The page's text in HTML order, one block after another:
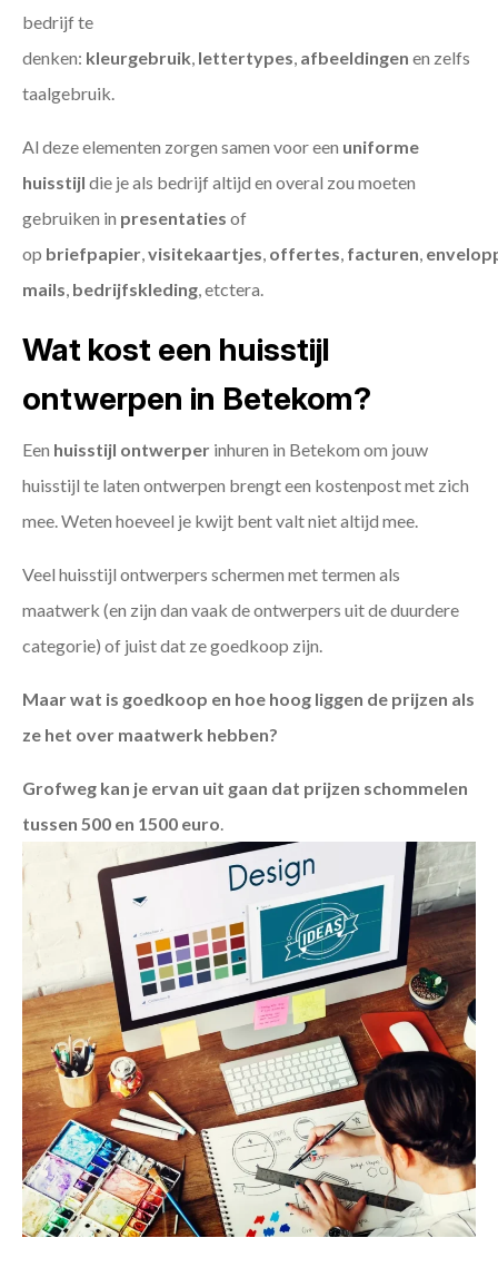
bedrijf te
denken: kleurgebruik, lettertypes, afbeeldingen en zelfs
taalgebruik.
Al deze elementen zorgen samen voor een uniforme
huisstijl die je als bedrijf altijd en overal zou moeten
gebruiken in presentaties of
op briefpapier,visitekaartjes, offertes, facturen,
mails, bedrijfskleding, etctera.
Wat kost een huisstijl
ontwerpen in Betekom?
Een huisstijl ontwerper inhuren in Betekom om jouw
huisstijl te laten ontwerpen brengt een kostenpost met zich
mee. Weten hoeveel je kwijt bent valt niet altijd mee.
Veel huisstijl ontwerpers schermen met termen als
maatwerk (en zijn dan vaak de ontwerpers uit de duurdere
categorie) of juist dat ze goedkoop zijn.
Maar wat is goedkoop en hoe hoog liggen de prijzen als
ze het over maatwerk hebben?
Grofweg kan je ervan uit gaan dat prijzen schommelen
tussen 500 en 1500 euro.